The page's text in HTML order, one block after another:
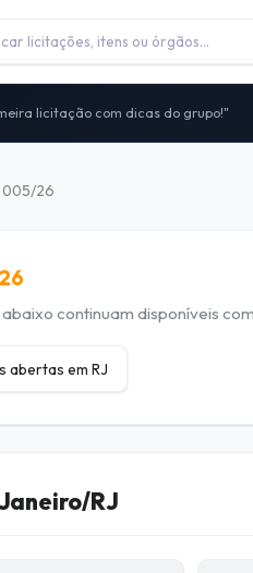
licitação com dicas do grupo!"
sem spam, só networking real
005/26
continuam disponíveis
abertas em RJ
RJ